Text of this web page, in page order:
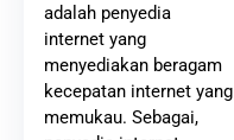
adalah penyedia
internet yang
menyediakan beragam
kecepatan internet yang
memukau. Sebagai,